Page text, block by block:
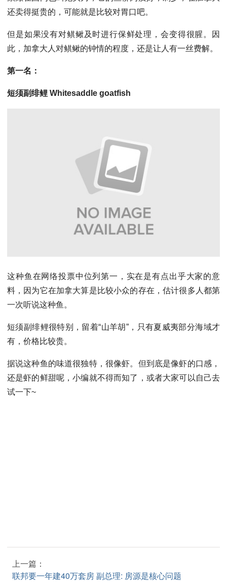
还卖得挺贵的，可能就是比较对胃口吧。
但是如果没有对鲯鳅及时进行保鲜处理，会变得很腥。因
此，加拿大人对鲯鳅的钟情的程度，还是让人有一丝费解。
第一名：
短须副绯鲤 Whitesaddle goatfish
这种鱼在网络投票中位列第一，实在是有点出乎大家的意
料，因为它在加拿大算是比较小众的存在，估计很多人都第
一次听说这种鱼。
短须副绯鲤很特别，留着“山羊胡”，只有夏威夷部分海域才
有，价格比较贵。
据说这种鱼的味道很独特，很像虾。但到底是像虾的口感，
还是虾的鲜甜呢，小编就不得而知了，或者大家可以自己去
试一下~
上一篇：
联邦要一年建40万套房 副总理: 房源是核心问题